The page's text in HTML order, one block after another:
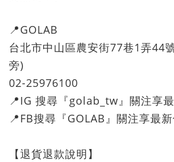
📍GOLAB
台北市中山區農安街77巷1弄44
旁)
02-25976100
📍IG 搜尋『golab_tw』關注享
📍FB搜尋『GOLAB』關注享最
【退貨退款說明】